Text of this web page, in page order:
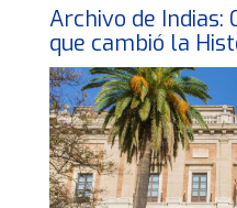
Archivo de Indias:
que cambió la